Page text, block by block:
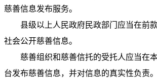
慈善信息发布服务。
县级以上人民政府民政部门应当在前
社会公开慈善信息。
慈善组织和慈善信托的受托人应当在
台发布慈善信息，并对信息的真实性负责。